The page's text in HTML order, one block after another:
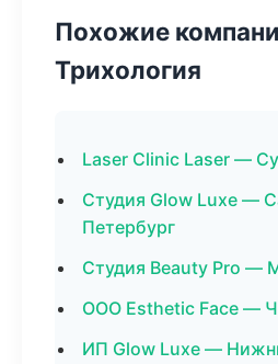
Похожие
Трихология
Laser Clinic Laser —
Студия Glow Luxe —
Петербург
Студия Beauty Pro —
ООО Esthetic Face —
ИП Glow Luxe —